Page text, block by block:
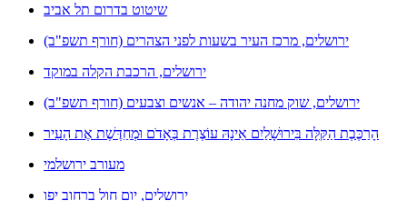
שיטוט בדרום תל אביב
ירושלים, מרכז העיר בשעות לפני הצהרים (חורף תשפ"ב)
ירושלים, הרכבת הקלה במוקד
ירושלים, שוק מחנה יהודה – אנשים וצבעים (חורף תשפ"ב)
הָרַכֶּבֶת הַקַּלָּה בִּירוּשָׁלַיִם אֵינָהּ עוֹצֶרֶת בְּאָדֹם וּמְחַדֶּשֶׁת אֶת הָעִיר
מעורב ירושלמי
ירושלים, יום חול ברחוב יפו